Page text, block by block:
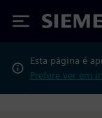
Siemens
Esta página é
Prefere ver em